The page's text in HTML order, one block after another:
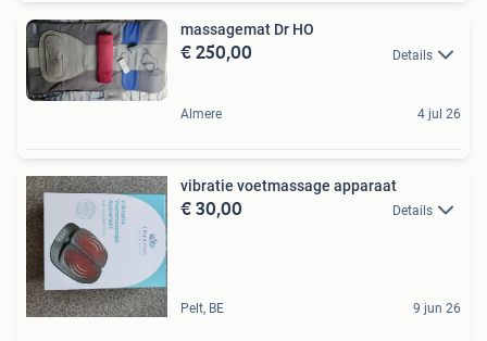
massagemat Dr HO
€ 250,00 Details
Almere 4 jul 26
vibratie voetmassage apparaat
€ 30,00 Details
Pelt, BE 9 jun 26